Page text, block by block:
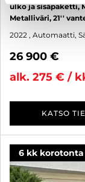
ulko ja sisäpaketti,
Metalliväri, 21''
2022 , Automaatti,
26 900 €
alk. 275 € /
KATSO
6 kk